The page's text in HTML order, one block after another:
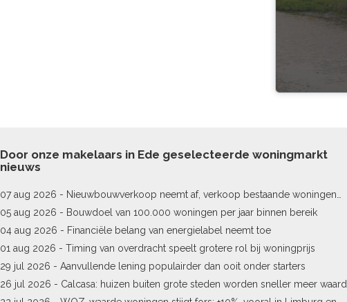
Door onze makelaars in Ede geselecteerde woningmarkt
nieuws
07 aug 2026 - Nieuwbouwverkoop neemt af, verkoop bestaande woningen
stijgt
05 aug 2026 - Bouwdoel van 100.000 woningen per jaar binnen bereik
04 aug 2026 - Financiële belang van energielabel neemt toe
01 aug 2026 - Timing van overdracht speelt grotere rol bij woningprijs
29 jul 2026 - Aanvullende lening populairder dan ooit onder starters
26 jul 2026 - Calcasa: huizen buiten grote steden worden sneller meer waard